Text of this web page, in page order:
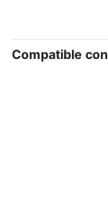
Compatible con